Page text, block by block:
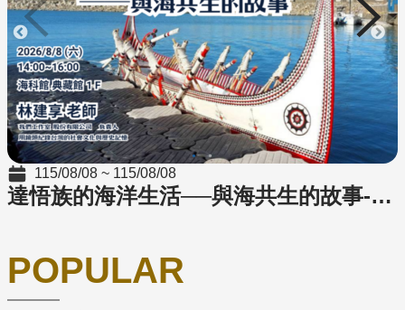
上一頁
115/08/08 ~ 115/08/08
達悟族的海洋生活──與海共生的故事-「假日典點-寶庫藏珍揭密」系列講座
點擊可進入下一頁幻燈片
POPULAR